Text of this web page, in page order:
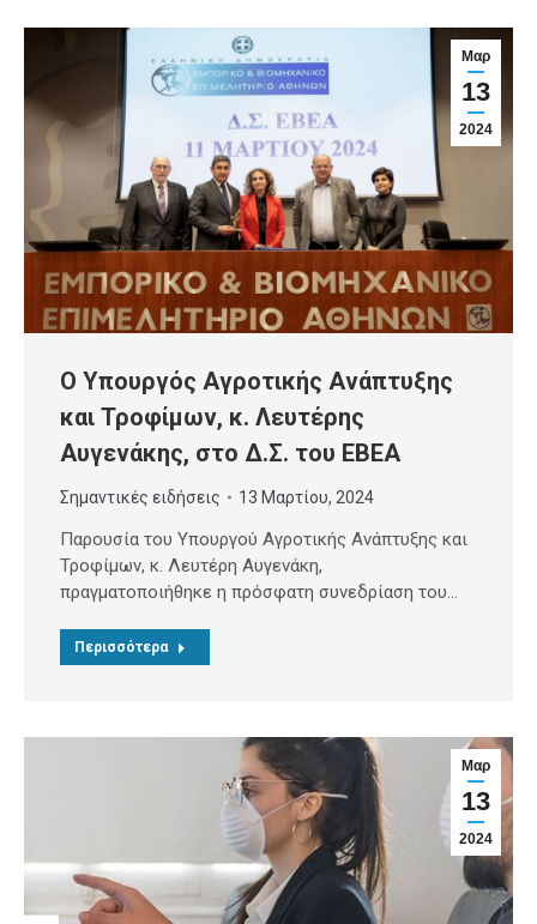
Μαρ
13
2024
O Υπουργός Αγροτικής Ανάπτυξης
και Τροφίμων, κ. Λευτέρης
Αυγενάκης, στο Δ.Σ. του ΕΒΕΑ
Σημαντικές ειδήσεις 13 Μαρτίου, 2024
Παρουσία του Υπουργού Αγροτικής Ανάπτυξης και
Τροφίμων, κ. Λευτέρη Αυγενάκη,
πραγματοποιήθηκε η πρόσφατη συνεδρίαση του…
Περισσότερα
Μαρ
13
2024